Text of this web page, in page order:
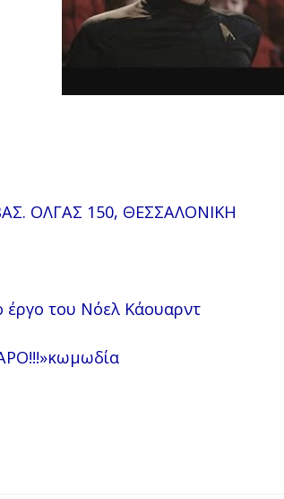
ΟΛΓΑΣ 150, ΘΕΣΣΑΛΟΝΙΚΗ
έργο του Νόελ Κάουαρντ